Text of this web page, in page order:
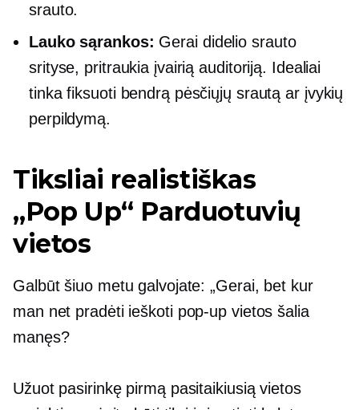
srauto.
Lauko sąrankos: Gerai didelio srauto
srityse, pritraukia įvairią auditoriją. Idealiai
tinka fiksuoti bendrą pėsčiųjų srautą ar įvykių
perpildymą.
Tiksliai realistiškas
„Pop Up“ Parduotuvių
vietos
Galbūt šiuo metu galvojate: „Gerai, bet kur
man net pradėti ieškoti pop-up vietos šalia
manęs?
Užuot pasirinkę pirmą pasitaikiusią vietos